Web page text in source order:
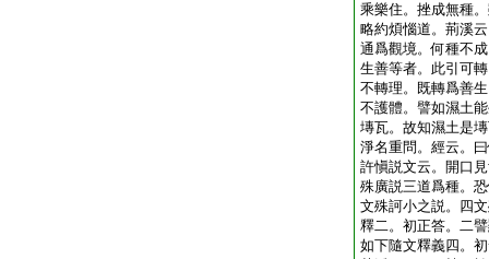
乘樂住。挫成無種
略約煩惱道。荊溪
通爲觀境。何種不
生善等者。此引可
不轉理。既轉爲善
不護體。譬如濕土
塼瓦。故知濕土是
淨名重問。經云。
許愼説文云。開口
殊廣説三道爲種。
文殊訶小之説。四
釋二。初正答。二
如下隨文釋義四。